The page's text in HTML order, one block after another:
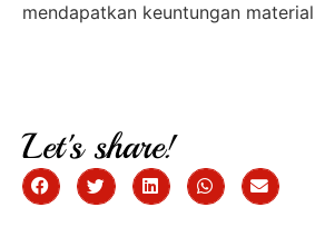
mendapatkan keuntungan
Let's share!